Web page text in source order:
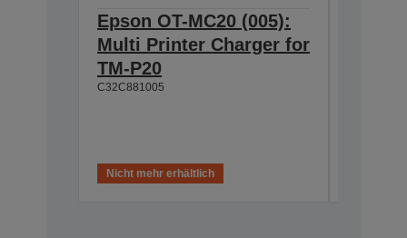
Epson OT-MC20 (005):
Multi Printer Charger for
TM-P20
C32C881005
Nicht mehr erhältlich